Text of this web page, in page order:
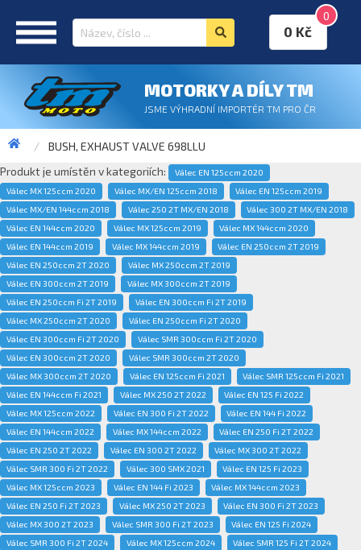
0
0 Kč
MOTORKY A DÍLY TM
JSME VÝHRADNÍ IMPORTÉR TM PRO ČR
BUSH, EXHAUST VALVE 698LLU
Produkt je umístěn v kategoriích:
Válec EN 125ccm 2020
Válec MX 125ccm 2020
Válec MX/EN 125ccm 2018
Válec EN 125ccm 2019
Válec MX/EN 144ccm 2018
Válec 250 2T MX/EN 2018
Válec 300 2T MX/EN 2018
Válec EN 144ccm 2020
Válec MX 125ccm 2019
Válec MX 144ccm 2020
Válec EN 144ccm 2019
Válec MX 144ccm 2019
Válec EN 250ccm 2T 2019
Válec EN 250ccm 2T 2020
Válec MX 250ccm 2T 2019
Válec EN 300ccm 2T 2019
Válec MX 300ccm 2T 2019
Válec EN 250ccm Fi 2T 2019
Válec EN 300ccm Fi 2T 2019
Válec MX 250ccm 2T 2020
Válec EN 250ccm Fi 2T 2020
Válec EN 300ccm Fi 2T 2020
Válec SMR 300ccm Fi 2T 2020
Válec EN 300ccm 2T 2020
Válec SMR 300ccm 2T 2020
Válec MX 300ccm 2T 2020
Válec EN 125ccm Fi 2021
Válec SMR 125ccm Fi 2021
Válec EN 144ccm Fi 2021
Válec MX 250 2T 2022
Válec EN 125 Fi 2022
Válec MX 125ccm 2022
Válec EN 300 Fi 2T 2022
Válec EN 144 Fi 2022
Válec EN 144ccm 2022
Válec MX 144ccm 2022
Válec EN 250 Fi 2T 2022
Válec EN 250 2T 2022
Válec EN 300 2T 2022
Válec MX 300 2T 2022
Válec SMR 300 Fi 2T 2022
Válec 300 SMX 2021
Válec EN 125 Fi 2023
Válec MX 125ccm 2023
Válec EN 144 Fi 2023
Válec MX 144ccm 2023
Válec EN 250 Fi 2T 2023
Válec MX 250 2T 2023
Válec EN 300 Fi 2T 2023
Válec MX 300 2T 2023
Válec SMR 300 Fi 2T 2023
Válec EN 125 Fi 2024
Válec SMR 300 Fi 2T 2024
Válec MX 125ccm 2024
Válec SMR 125 Fi 2T 2024